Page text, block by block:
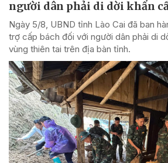
người dân phải di dời khẩn
Ngày 5/8, UBND tỉnh Lào Cai đã ban
trợ cấp bách đối với người dân phải di
vùng thiên tai trên địa bàn tỉnh.